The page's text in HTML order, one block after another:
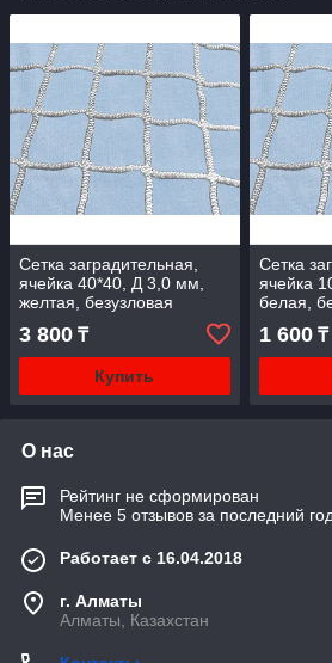
Сетка заградительная,
ячейка 40*40, Д 3,0 мм,
желтая, безузловая
3 800 ₸
Купить
Сетка
ячейка
белая,
1 600₸
О нас
Рейтинг не сформирован
Менее 5 отзывов за последний
Работает с 16.04.2018
г. Алматы
Алматы, Казахстан